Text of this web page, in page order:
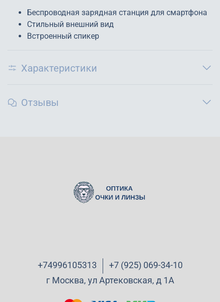
Беспроводная зарядная станция для смартфона
Стильный внешний вид
Встроенный спикер
Характеристики
Отзывы
+74996105313
+7 (925) 069-34-10
г Москва, ул Артековская, д 1А